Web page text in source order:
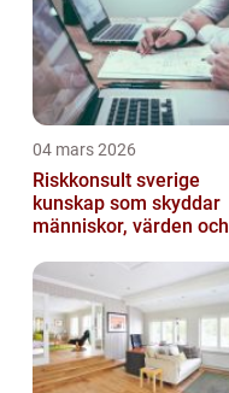
04 mars 2026
Riskkonsult sverige
kunskap som skyddar
människor, värden och